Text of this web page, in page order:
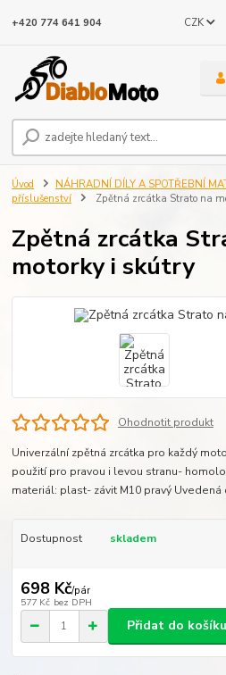
CZK
+420 774 641 904
Úvod NÁHRADNÍ DÍLY A SPOTŘEBNÍ
příslušenství
Zpětná zrcátka Strato na
Zpětná zrcátka
motorky i skútry
Ohodnotit produkt
Univerzální zpětná zrcátka pro každý
použití pro pravou i levou stranu-
materiál: plast- závit M10 pravý Uvedená
Dostupnost skladem
698 Kč/pár
577 Kč bez DPH
Přidat do košíku